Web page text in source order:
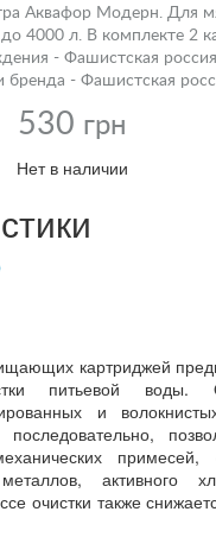
Аквафор Модерн. Для
4000 л. В комплекте 2
- Фашистская
бренда - Фашистская
530 грн
Нет в наличии
картриджей
питьевой воды.
и
примесей,
активного
очистки также